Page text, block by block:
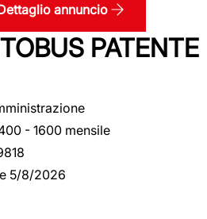
annuncio
PATENTE
- 1600 mensile
5/8/2026